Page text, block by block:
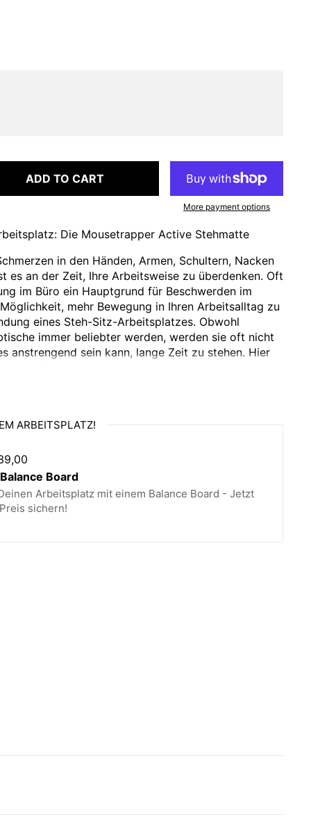
ADD TO CART
More payment options
Die Mousetrapper Active Stehmatte
in den Händen, Armen, Schultern, Nacken
es an der Zeit, Ihre Arbeitsweise zu überdenken. Oft
im Büro ein Hauptgrund für Beschwerden im
mehr Bewegung in Ihren Arbeitsalltag zu
eines Steh-Sitz-Arbeitsplatzes. Obwohl
immer beliebter werden, werden sie oft nicht
anstrengend sein kann, lange Zeit zu stehen. Hier
Sie die Active Matte an der Stelle, an der zuvor
eine aktivere Position bewegt. Die Matte regt Ihre
an und das weiche Polster federt Ihr
Weise können Sie problemlos zwischen Stehen
Arbeitsplatz mehr Dynamik verleihen.
ARBEITSPLATZ!
Board
Arbeitsplatz mit einem Balance Board - Jetzt
sichern!